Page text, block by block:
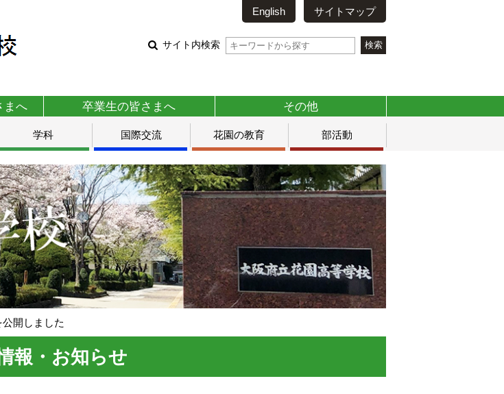
English サイトマップ
サイト内検索
まへ 卒業生の皆さまへ その他
学科 国際交流 花園の教育 部活動
開しました
報・お知らせ